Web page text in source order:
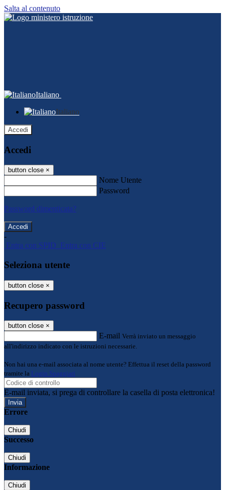
Salta al contenuto
Italiano
Italiano
Accedi
Accedi
button close ×
Nome Utente
Password
Password dimenticata?
-
Entra con SPID Entra con CIE
Seleziona utente
button close ×
Recupero password
button close ×
E-mail Verrà inviato un messaggio
all'indirizzo indicato con le istruzioni necessarie.
Non hai una e-mail associata al nome utente? Effettua il reset della password
tramite la Login Spaggiari
E-mail inviata, si prega di controllare la casella di posta elettronica!
Errore
Chiudi
Successo
Chiudi
Informazione
Chiudi